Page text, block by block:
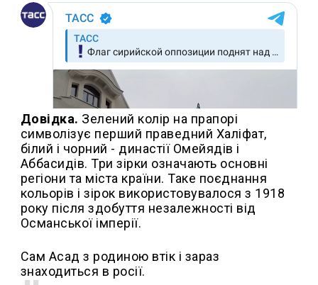
Довідка. Зелений колір на прапорі
символізує перший праведний Халіфат,
білий і чорний - династії Омейядів і
Аббасидів. Три зірки означають основні
регіони та міста країни. Таке поєднання
кольорів і зірок використовувалося з 1918
року після здобуття незалежності від
Османської імперії.
Сам Асад з родиною втік і зараз
знаходиться в росії.